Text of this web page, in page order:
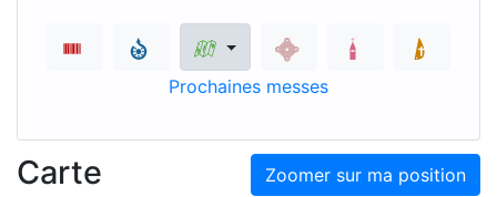
Prochaines messes
Zoomer sur ma position
Carte